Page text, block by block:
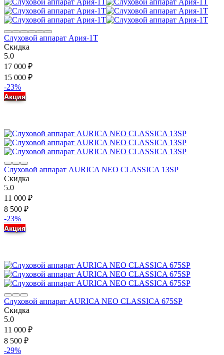
Слуховой аппарат Ария-1Т
Скидка
5.0
17 000 ₽
15 000 ₽
-23%
Акция
Слуховой аппарат AURICA NEO CLASSICA 13SP
Скидка
5.0
11 000 ₽
8 500 ₽
-23%
Акция
Слуховой аппарат AURICA NEO CLASSICA 675SP
Скидка
5.0
11 000 ₽
8 500 ₽
-29%